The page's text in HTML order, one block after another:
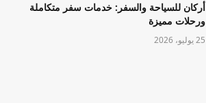
أركان للسياحة والسفر: خدمات سفر متكاملة
ورحلات مميزة
25 يوليو، 2026